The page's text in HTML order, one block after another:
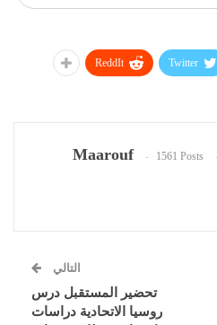
Twitter
ReddIt
Maarouf 1561 Posts
التالي
تحضير المستقبل درس
روسيا الاتحادية دراسات